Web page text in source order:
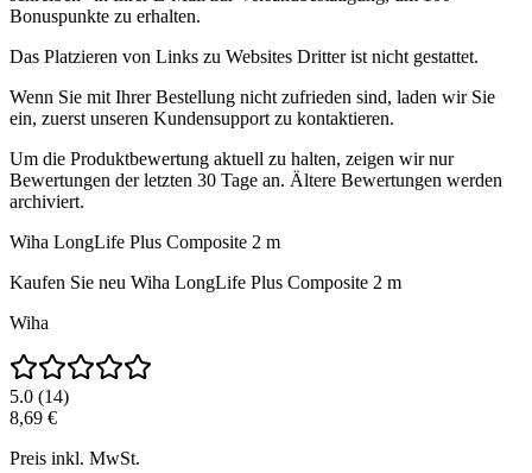
Bonuspunkte zu erhalten.
Das Platzieren von Links zu Websites Dritter ist nicht gestattet.
Wenn Sie mit Ihrer Bestellung nicht zufrieden sind, laden wir Sie
ein, zuerst unseren Kundensupport zu kontaktieren.
Um die Produktbewertung aktuell zu halten, zeigen wir nur
Bewertungen der letzten 30 Tage an. Ältere Bewertungen werden
archiviert.
Wiha LongLife Plus Composite 2 m
Kaufen Sie neu Wiha LongLife Plus Composite 2 m
Wiha
5.0 (14)
8,69 €
Preis inkl. MwSt.